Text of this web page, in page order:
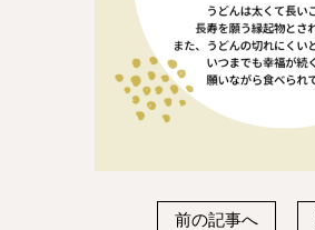
前の記事へ